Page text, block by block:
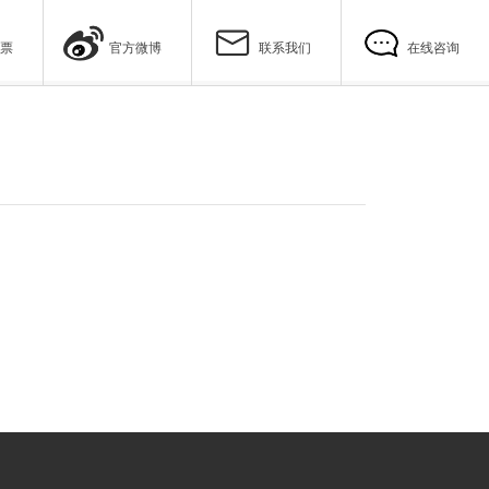
在线咨询
联系我们
官方微博